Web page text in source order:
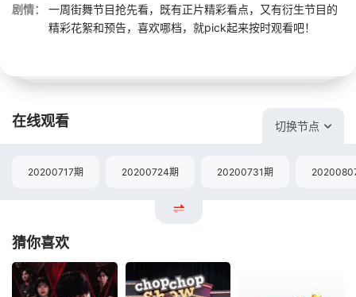
剧情：
一周街舞节目抢先看，既有正片精彩看点，又有衍生节目的
精彩花絮和预告，喜欢哪档，就pick起来按时观看吧！
在线观看 切换节点
20200717期 20200724期 20200731期
猜你喜欢